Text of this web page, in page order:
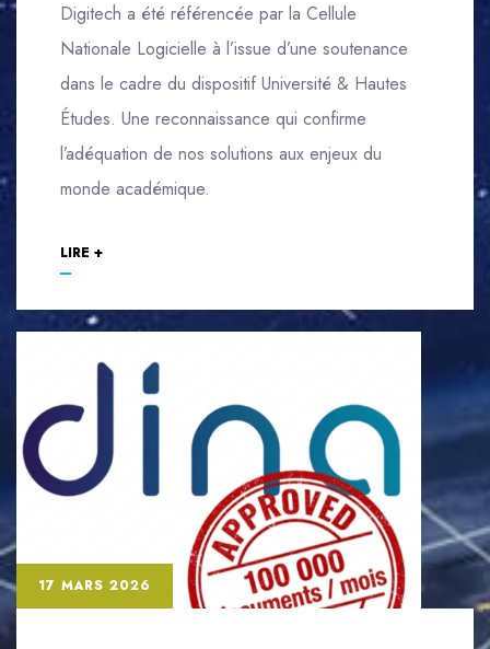
Digitech a été référencée par la Cellule
Nationale Logicielle à l’issue d’une soutenance
dans le cadre du dispositif Université & Hautes
Études. Une reconnaissance qui confirme
l’adéquation de nos solutions aux enjeux du
monde académique.
LIRE +
17 MARS 2026